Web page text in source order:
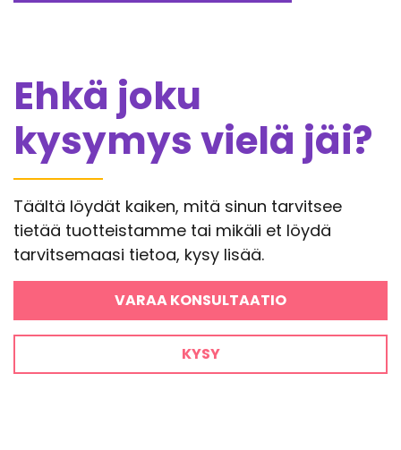
Ehkä joku
kysymys vielä jäi?
Täältä löydät kaiken, mitä sinun tarvitsee
tietää tuotteistamme tai mikäli et löydä
tarvitsemaasi tietoa, kysy lisää.
VARAA KONSULTAATIO
KYSY